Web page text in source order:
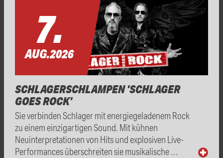
7.
AUG.2026
SCHLAGERSCHLAMPEN 'SCHLAGER
GOES ROCK'
Sie verbinden Schlager mit energiegeladenem Rock
zu einem einzigartigen Sound. Mit kühnen
Neuinterpretationen von Hits und explosiven Live-
Performances überschreiten sie musikalische …